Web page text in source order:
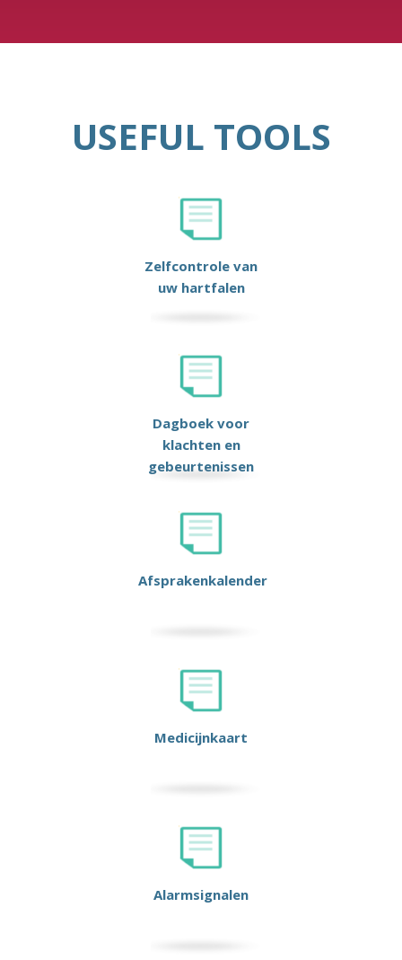
USEFUL TOOLS
Zelfcontrole van
uw hartfalen
Dagboek voor
klachten en
gebeurtenissen
Afsprakenkalender
Medicijnkaart
Alarmsignalen